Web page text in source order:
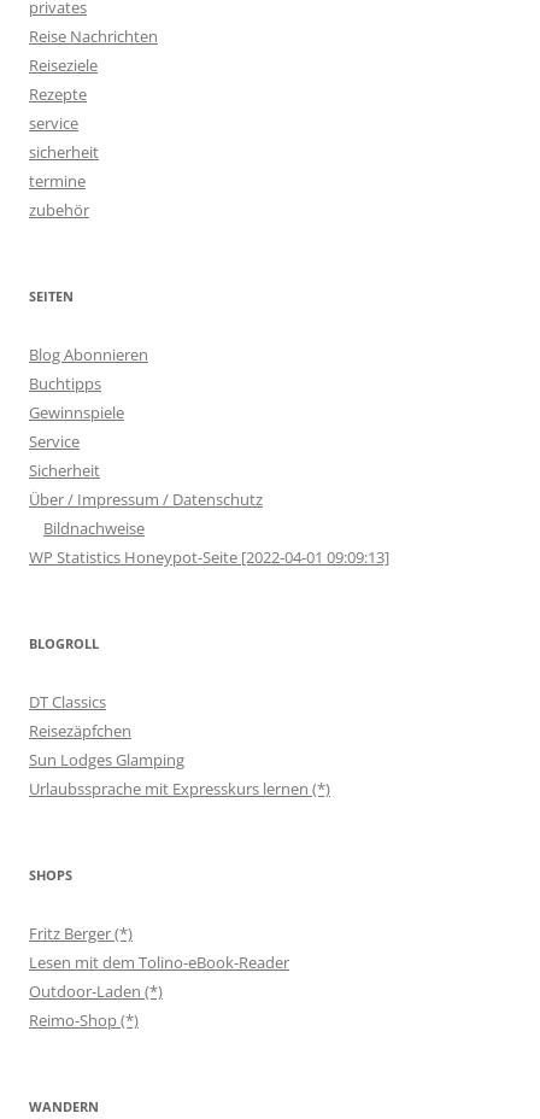
privates
Reise Nachrichten
Reiseziele
Rezepte
service
sicherheit
termine
zubehör
SEITEN
Blog Abonnieren
Buchtipps
Gewinnspiele
Service
Sicherheit
Über / Impressum / Datenschutz
Bildnachweise
WP Statistics Honeypot-Seite [2022-04-01 09:09:13]
BLOGROLL
DT Classics
Reisezäpfchen
Sun Lodges Glamping
Urlaubssprache mit Expresskurs lernen (*)
SHOPS
Fritz Berger (*)
Lesen mit dem Tolino-eBook-Reader
Outdoor-Laden (*)
Reimo-Shop (*)
WANDERN